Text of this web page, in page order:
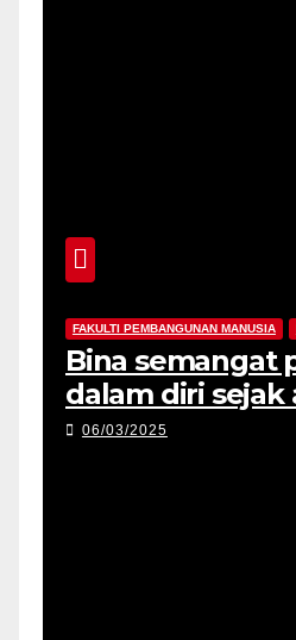
FAKULTI PEMBANGUNAN MANUSIA
Bina semangat
dalam diri sejak
06/03/2025